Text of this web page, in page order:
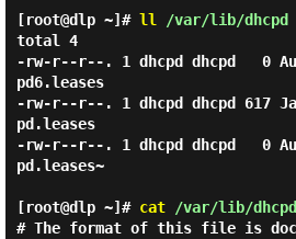
[root@dlp ~]# ll /var/lib/dhcpd
total 4
-rw-r--r--. 1 dhcpd dhcpd   0
pd6.leases
-rw-r--r--. 1 dhcpd dhcpd 617
pd.leases
-rw-r--r--. 1 dhcpd dhcpd   0
pd.leases~
[root@dlp ~]# cat/var/lib/
# The format of this file is